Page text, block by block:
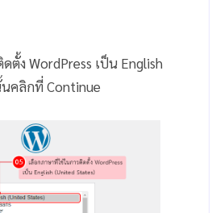
ตั้ง WordPress เป็น English
คลิกที่ Continue